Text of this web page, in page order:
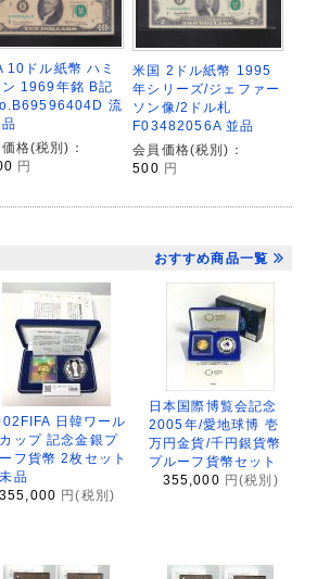
10ドル紙幣 ハミ
ン 1969年銘 B記
流
格(税別)：
円
米国 2ドル紙幣 1995
年シリーズ/ジェファー
ソン像/2ドル札
F03482056A 並品
会員価格(税別)：
500 円
おすすめ商品一覧
日韓ワール
カップ 記念金銀プ
フ貨幣 2枚セット
品
355,000 円(税別)
日本国際博覧会記念
2005年/愛地球博 壱
万円金貨/千円銀貨幣
プルーフ貨幣セット
355,000 円(税別)